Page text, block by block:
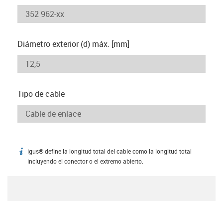
Diámetro exterior (d) máx. [mm]
Tipo de cable
igus-icon-info
igus® define la longitud total del cable como la longitud total
incluyendo el conector o el extremo abierto.